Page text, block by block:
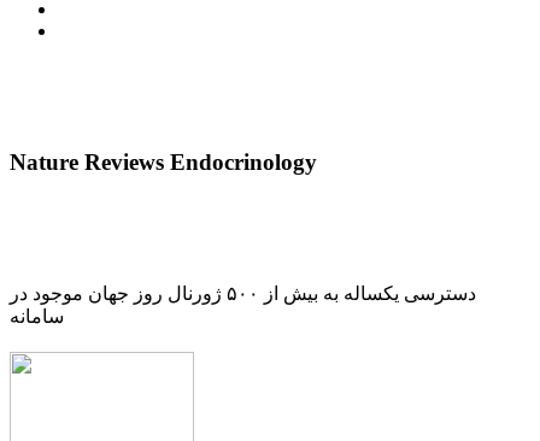
Nature Reviews Endocrinology
دسترسی یکساله به بیش از ۵۰۰ ژورنال روز جهان موجود در
سامانه